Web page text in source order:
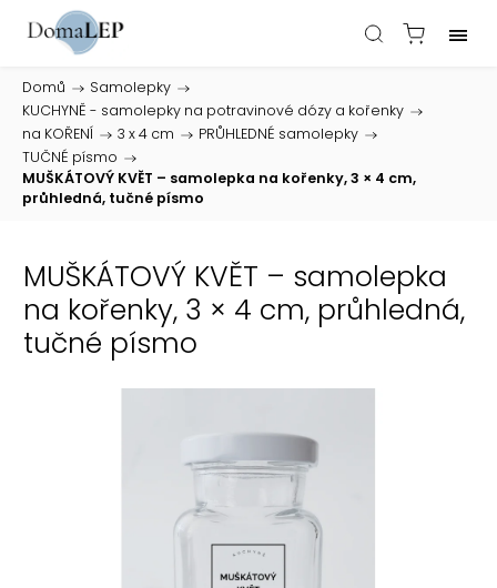
Domů / Samolepky /
KUCHYNĚ - samolepky na potravinové dózy a kořenky /
na KOŘENÍ / 3 x 4 cm / PRŮHLEDNÉ samolepky /
TUČNÉ písmo /
MUŠKÁTOVÝ KVĚT – samolepka na kořenky, 3 × 4 cm,
průhledná, tučné písmo
MUŠKÁTOVÝ KVĚT – samolepka
na kořenky, 3 × 4 cm, průhledná,
tučné písmo